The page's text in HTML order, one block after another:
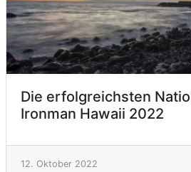
Die erfolgreichsten
Ironman Hawaii 2022
12. Oktober 2022